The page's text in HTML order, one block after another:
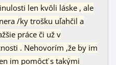
len kvôli láske , ale
/ky trošku uľahčil a
práce či už v
. Nehovorím ,že by im
im pomôcť s takými